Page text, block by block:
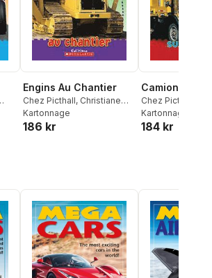
Engins Au Chantier
Chez Picthall, Christiane
Gunzi
Kartonnage
186 kr
Camions Sur
Chez Picthall
Gunzi
Kartonnage
184 kr